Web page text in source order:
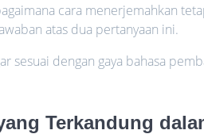
cara menerjemahkan
atas dua pertanyaan ini.
sesuai dengan gaya bahasa
Terkandung